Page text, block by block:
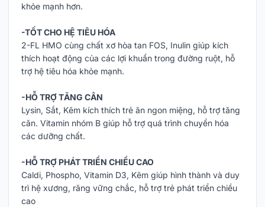
khỏe mạnh hơn.
-TỐT CHO HỆ TIÊU HÓA
2-FL HMO cùng chất xơ hòa tan FOS, Inulin giúp kích
thích hoạt động của các lợi khuẩn trong đường ruột, hỗ
trợ hệ tiêu hóa khỏe mạnh.
-HỖ TRỢ TĂNG CÂN
Lysin, Sắt, Kẽm kích thích trẻ ăn ngon miệng, hỗ trợ tăng
căn. Vitamin nhóm B giúp hỗ trợ quá trình chuyển hóa
các dưỡng chất.
-HỖ TRỢ PHÁT TRIỂN CHIỀU CAO
Caldi, Phospho, Vitamin D3, Kẽm giúp hình thành và duy
trì hệ xương, răng vững chắc, hỗ trợ trẻ phát triển chiều
cao